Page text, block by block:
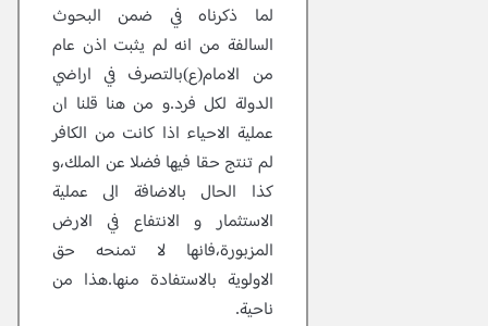
لما ذكرناه في ضمن البحوث
السالفة من انه لم يثبت اذن عام
من الامام(ع)بالتصرف في اراضي
الدولة لكل فرد.و من هنا قلنا ان
عملية الاحياء اذا كانت من الكافر
لم تنتج حقا فيها فضلا عن الملك،و
كذا الحال بالاضافة الى عملية
الاستثمار و الانتفاع في الارض
المزبورة،فانها لا تمنحه حق
الاولوية بالاستفادة منها.هذا من
ناحية.